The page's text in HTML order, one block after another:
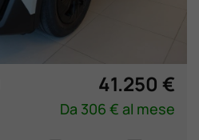
41.250 €
Da 306 € al mese